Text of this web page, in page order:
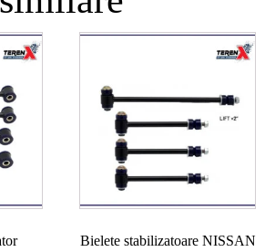
Bielete stabilizatoare NISSAN